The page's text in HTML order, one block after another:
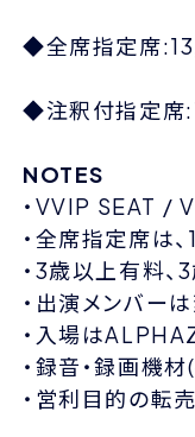
◆全席指定席
◆注釈付指定席
NOTES
・VVIP SEAT /
・全席指定席は
・3歳以上有料
・出演メンバー
・入場は
・録音・録画機
・営利目的の転